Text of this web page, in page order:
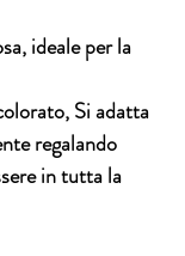
ideale per la
Si adatta
regalando
in tutta la